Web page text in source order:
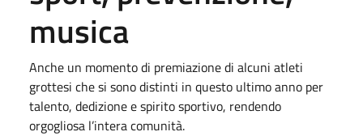
musica
Anche un momento di premiazione di alcuni atleti
grottesi che si sono distinti in questo ultimo anno per
talento, dedizione e spirito sportivo, rendendo
orgogliosa l’intera comunità.